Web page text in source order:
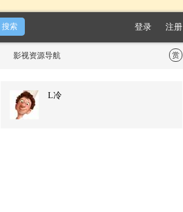
登录 注册
影视资源导航 赏
L冷